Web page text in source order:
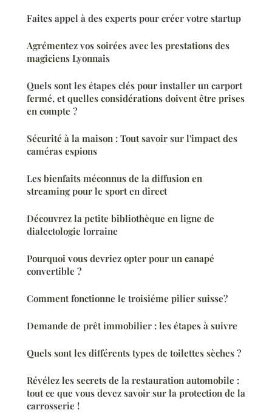
Faites appel à des experts pour créer votre startup
Agrémentez vos soirées avec les prestations des
magiciens Lyonnais
Quels sont les étapes clés pour installer un carport
fermé, et quelles considérations doivent être prises
en compte ?
Sécurité à la maison : Tout savoir sur l'impact des
caméras espions
Les bienfaits méconnus de la diffusion en
streaming pour le sport en direct
Découvrez la petite bibliothèque en ligne de
dialectologie lorraine
Pourquoi vous devriez opter pour un canapé
convertible ?
Comment fonctionne le troisiéme pilier suisse?
Demande de prêt immobilier : les étapes à suivre
Quels sont les différents types de toilettes sèches ?
Révélez les secrets de la restauration automobile :
tout ce que vous devez savoir sur la protection de la
carrosserie !